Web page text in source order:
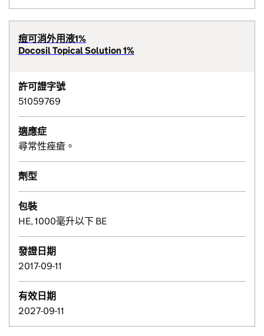
痘可消外用液1%
Docosil Topical Solution 1%
許可證字號
51059769
適應症
尋常性痤瘡。
劑型
包裝
HE, 1000毫升以下 BE
發證日期
2017-09-11
有效日期
2027-09-11